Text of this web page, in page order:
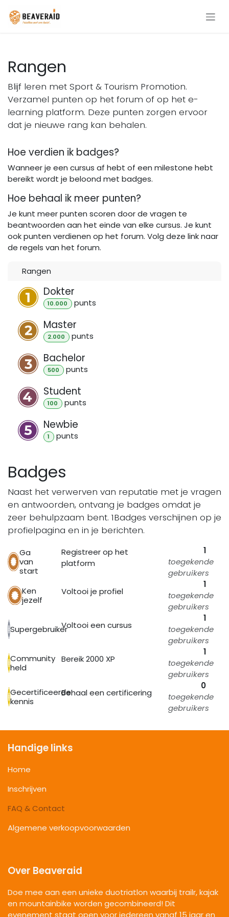
Rangen
Blijf leren met Sport & Tourism Promotion.
Verzamel punten op het forum of op het e-
learning platform. Deze punten zorgen ervoor
dat je nieuwe rang kan behalen.
Hoe verdien ik badges?
Wanneer je een cursus af hebt of een milestone hebt
bereikt wordt je beloond met badges.
Hoe behaal ik meer punten?
Je kunt meer punten scoren door de vragen te
beantwoorden aan het einde van elke cursus. Je kunt
ook punten verdienen op het forum. Volg deze link naar
de regels van het forum.
Rangen
Dokter
10.000 punts
Master
2.000 punts
Bachelor
500 punts
Student
100 punts
Newbie
1 punts
Badges
Naast het verwerven van reputatie met je vragen
en antwoorden, ontvang je badges omdat je
zeer behulpzaam bent. 1Badges verschijnen op je
profielpagina en in je berichten.
Ga
van
start
Registreer op het
platform
1
toegekende
gebruikers
Ken
jezelf
Voltooi je profiel
1
toegekende
gebruikers
SupergebruikerVoltooi een cursus
1
toegekende
gebruikers
Community
held
Bereik 2000 XP
1
toegekende
gebruikers
Gecertificeerde
kennis
Behaal een certificering
0
toegekende
gebruikers
Handige links
Home
Inschrijven
FAQ & Contact
Algemene verkoopvoorwaarden
Over Beaveraid
Doe mee aan een unieke duotriatlon waarbij trailr, kajak
en mountainbike worden gecombineerd! Dit
evenement staat open voor iedereen vanaf 15 jaar en